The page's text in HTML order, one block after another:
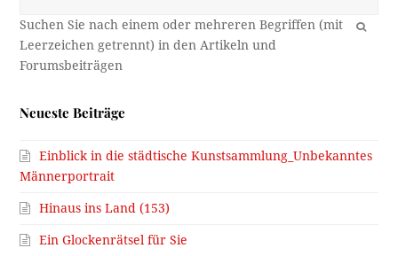
OK
Neueste Beiträge
Einblick in die städtische Kunstsammlung_Unbekanntes
Männerportrait
Hinaus ins Land (153)
Ein Glockenrätsel für Sie